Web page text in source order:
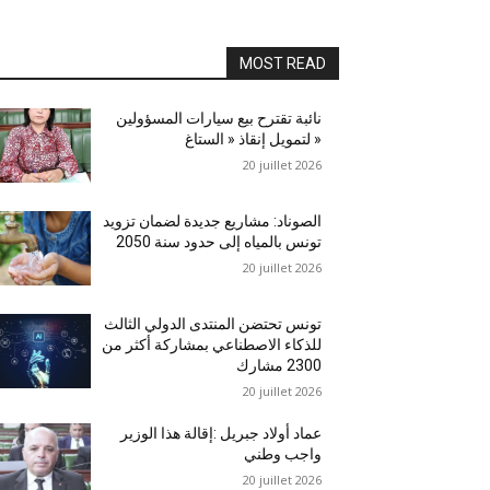
MOST READ
نائبة تقترح بيع سيارات المسؤولين
لتمويل إنقاذ « الستاغ »
20 juillet 2026
الصوناد: مشاريع جديدة لضمان تزويد
تونس بالمياه إلى حدود سنة 2050
20 juillet 2026
تونس تحتضن المنتدى الدولي الثالث
للذكاء الاصطناعي بمشاركة أكثر من
2300 مشارك
20 juillet 2026
عماد أولاد جبريل :إقالة هذا الوزير
واجب وطني
20 juillet 2026